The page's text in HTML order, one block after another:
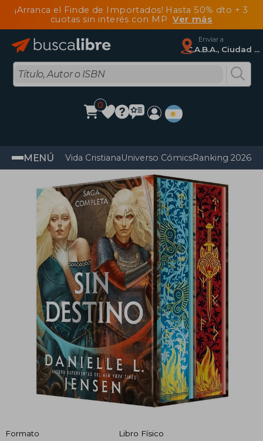
¡Arranca el Finde de Importados! Hasta 50% dto + 3
cuotas sin interés con MP Ver más
Enviar a
C.A.B.A., Ciudad Autónoma De Buenos Aires
0
MENÚ Vida CristianaUniverso CómicsRanking 2026
Formato
Libro Físico